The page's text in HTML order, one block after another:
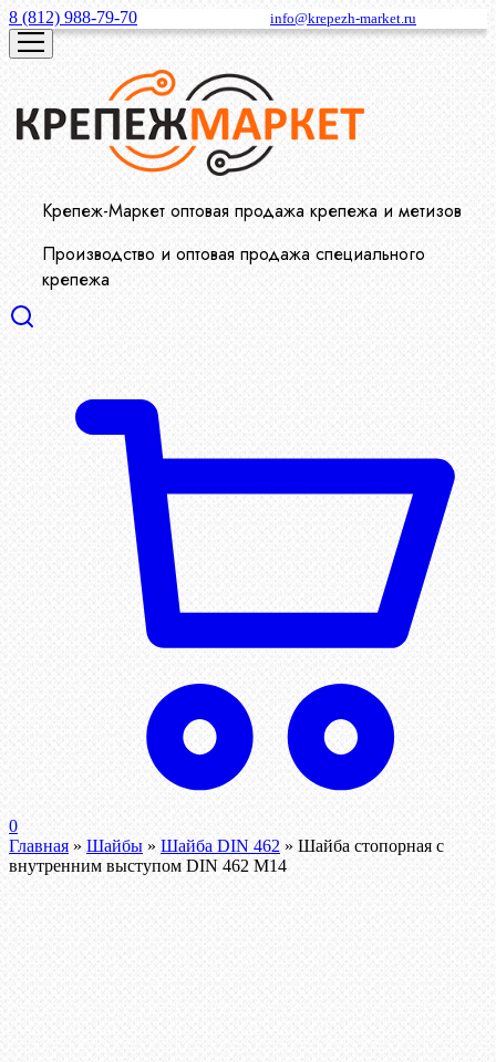
8 (812) 988-79-70 info@krepezh-market.ru
Крепеж-Маркет оптовая продажа крепежа и метизов
Производство и оптовая продажа специального
крепежа
0
Главная » Шайбы » Шайба DIN 462 » Шайба стопорная с
внутренним выступом DIN 462 М14